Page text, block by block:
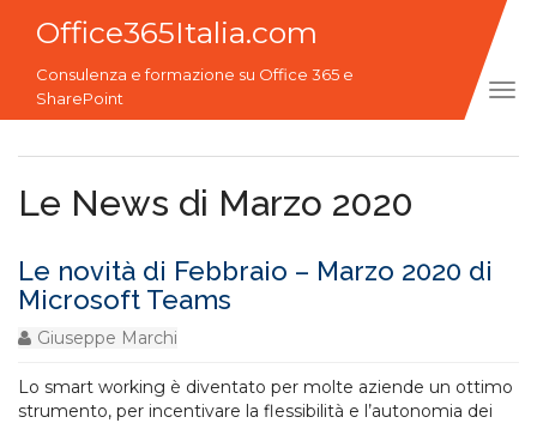
Office365Italia.com
Consulenza e formazione su Office 365 e
SharePoint
Le News di Marzo 2020
Le novità di Febbraio – Marzo 2020 di
Microsoft Teams
Giuseppe Marchi
Lo smart working è diventato per molte aziende un ottimo
strumento, per incentivare la flessibilità e l’autonomia dei